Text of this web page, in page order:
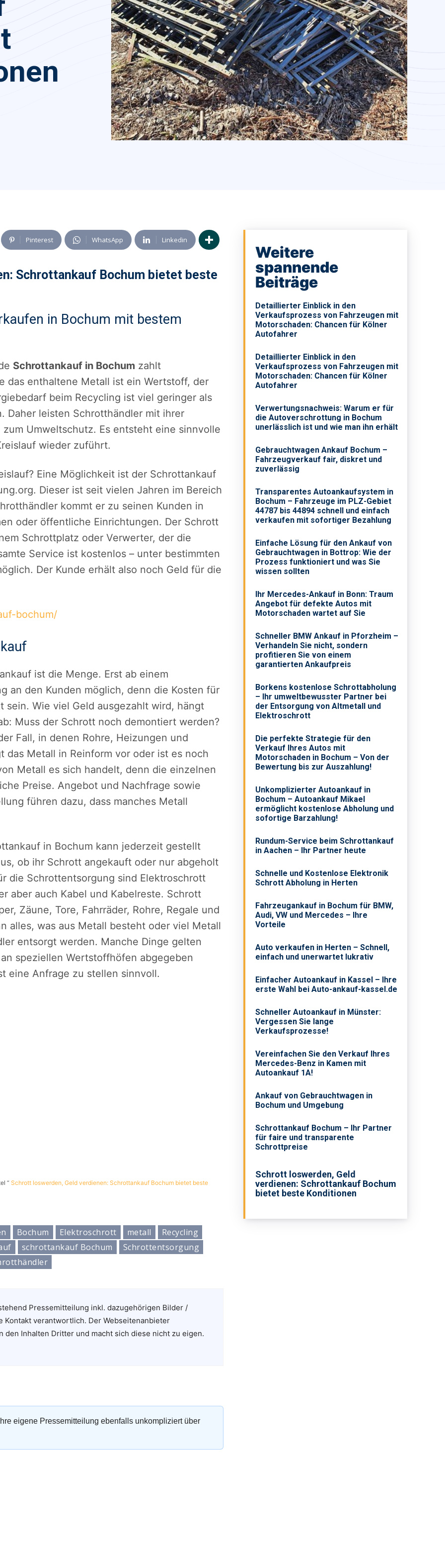
Pinterest WhatsApp Linkedin
Schrottankauf Bochum bietet beste
in Bochum mit bestem
Schrottankauf in Bochum zahlt
das enthaltene Metall ist ein Wertstoff, der
beim Recycling ist viel geringer als
Daher leisten Schrotthändler mit ihrer
Umweltschutz. Es entsteht eine sinnvolle
wieder zuführt.
Eine Möglichkeit ist der Schrottankauf
Dieser ist seit vielen Jahren im Bereich
kommt er zu seinen Kunden in
oder öffentliche Einrichtungen. Der Schrott
Schrottplatz oder Verwerter, der die
Service ist kostenlos – unter bestimmten
Der Kunde erhält also noch Geld für die
bochum/
ist die Menge. Erst ab einem
an den Kunden möglich, denn die Kosten für
Wie viel Geld ausgezahlt wird, hängt
Muss der Schrott noch demontiert werden?
Fall, in denen Rohre, Heizungen und
Metall in Reinform vor oder ist es noch
Metall es sich handelt, denn die einzelnen
Preise. Angebot und Nachfrage sowie
führen dazu, dass manches Metall
in Bochum kann jederzeit gestellt
ob ihr Schrott angekauft oder nur abgeholt
die Schrottentsorgung sind Elektroschrott
aber auch Kabel und Kabelreste. Schrott
Zäune, Tore, Fahrräder, Rohre, Regale und
alles, was aus Metall besteht oder viel Metall
entsorgt werden. Manche Dinge gelten
speziellen Wertstoffhöfen abgegeben
eine Anfrage zu stellen sinnvoll.
“ Schrott loswerden, Geld verdienen: Schrottankauf Bochum bietet beste
Bochum Elektroschrott metall
Recycling
schrottankauf Bochum
Schrottentsorgung
Pressemitteilung inkl. dazugehörigen Bilder /
verantwortlich. Der Webseitenanbieter
Inhalten Dritter und macht sich diese nicht zu eigen.
eigene Pressemitteilung ebenfalls unkompliziert über
Weitere
spannende
Beiträge
Detaillierter Einblick in den
Verkaufsprozess von Fahrzeugen mit
Motorschaden: Chancen für Kölner
Autofahrer
Detaillierter Einblick in den
Verkaufsprozess von Fahrzeugen mit
Motorschaden: Chancen für Kölner
Autofahrer
Verwertungsnachweis: Warum er für
die Autoverschrottung in Bochum
unerlässlich ist und wie man ihn erhält
Gebrauchtwagen Ankauf Bochum –
Fahrzeugverkauf fair, diskret und
zuverlässig
Transparentes Autoankaufsystem in
Bochum – Fahrzeuge im PLZ-Gebiet
44787 bis 44894 schnell und einfach
verkaufen mit sofortiger Bezahlung
Einfache Lösung für den Ankauf von
Gebrauchtwagen in Bottrop: Wie der
Prozess funktioniert und was Sie
wissen sollten
Ihr Mercedes-Ankauf in Bonn: Traum
Angebot für defekte Autos mit
Motorschaden wartet auf Sie
Schneller BMW Ankauf in Pforzheim –
Verhandeln Sie nicht, sondern
profitieren Sie von einem
garantierten Ankaufpreis
Borkens kostenlose Schrottabholung
– Ihr umweltbewusster Partner bei
der Entsorgung von Altmetall und
Elektroschrott
Die perfekte Strategie für den
Verkauf Ihres Autos mit
Motorschaden in Bochum – Von der
Bewertung bis zur Auszahlung!
Unkomplizierter Autoankauf in
Bochum – Autoankauf Mikael
ermöglicht kostenlose Abholung und
sofortige Barzahlung!
Rundum-Service beim Schrottankauf
in Aachen – Ihr Partner heute
Schnelle und Kostenlose Elektronik
Schrott Abholung in Herten
Fahrzeugankauf in Bochum für BMW,
Audi, VW und Mercedes – Ihre
Vorteile
Auto verkaufen in Herten – Schnell,
einfach und unerwartet lukrativ
Einfacher Autoankauf in Kassel – Ihre
erste Wahl bei Auto-ankauf-kassel.de
Schneller Autoankauf in Münster:
Vergessen Sie lange
Verkaufsprozesse!
Vereinfachen Sie den Verkauf Ihres
Mercedes-Benz in Kamen mit
Autoankauf 1A!
Ankauf von Gebrauchtwagen in
Bochum und Umgebung
Schrottankauf Bochum – Ihr Partner
für faire und transparente
Schrottpreise
Schrott loswerden, Geld
verdienen: Schrottankauf Bochum
bietet beste Konditionen